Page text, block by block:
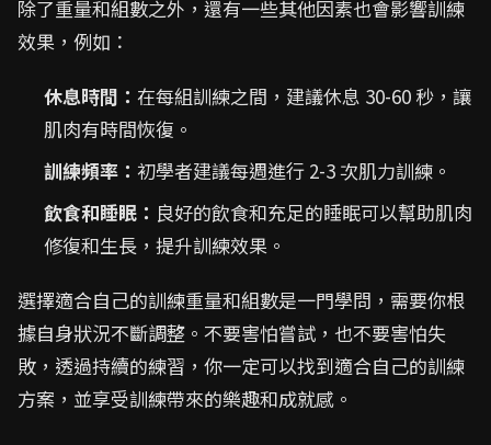
除了重量和組數之外，還有一些其他因素也會影響訓練
效果，例如：
休息時間： 在每組訓練之間，建議休息 30-60 秒，讓
肌肉有時間恢復。
訓練頻率： 初學者建議每週進行 2-3 次肌力訓練。
飲食和睡眠： 良好的飲食和充足的睡眠可以幫助肌肉
修復和生長，提升訓練效果。
選擇適合自己的訓練重量和組數是一門學問，需要你根
據自身狀況不斷調整。不要害怕嘗試，也不要害怕失
敗，透過持續的練習，你一定可以找到適合自己的訓練
方案，並享受訓練帶來的樂趣和成就感。